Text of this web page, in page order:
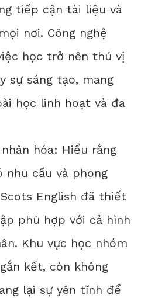
tiếp cận tài liệu và
nơi. Công nghệ
học trở nên thú vị
sự sáng tạo, mang
học linh hoạt và đa
hóa: Hiểu rằng
nhu cầu và phong
English đã thiết
phù hợp với cả hình
Khu vực học nhóm
kết, còn không
lại sự yên tĩnh để